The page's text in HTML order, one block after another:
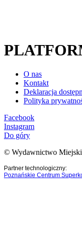
O nas
Kontakt
Deklaracja
Polityka
Facebook
Instagram
Do góry
© Wydawnictwo
Partner technologiczny:
Poznańskie Centrum